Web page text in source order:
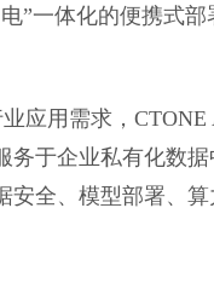
”一体化的便携式
应用需求，CTONE
务于企业私有化数
安全、模型部署、